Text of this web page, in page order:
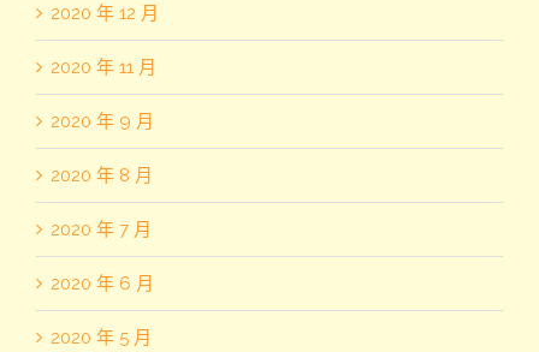
2020 年 12 月
2020 年 11 月
2020 年 9 月
2020 年 8 月
2020 年 7 月
2020 年 6 月
2020 年 5 月